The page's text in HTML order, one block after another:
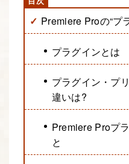
Premiere Proの“プ
プラグインとは
プラグイン・プ
違いは?
Premiere Proプ
と